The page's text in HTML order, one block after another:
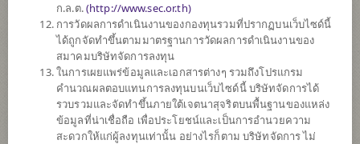
ข้อมูลการสั่งซื้อขาย
ดาวน์โหลดเอกสาร
ปฏิทินวันหยุด
นโยบาย
ก.ล.ต.(http://www.sec.or.th)
การวัดผลการดำเนินงานของกองทุนรวมที่ปรากฏบนเว็บไซด์นี้
ได้ถูกจัดทำขึ้นตามมาตรฐานการวัดผลการดำเนินงานของ
สมาคมบริษัทจัดการลงทุน
ในการเผยแพร่ข้อมูลและเอกสารต่างๆ รวมถึงโปรแกรม
คำนวณผลตอบแทนการลงทุนบนเว็บไซด์นี้ บริษัทจัดการได้
รวบรวมและจัดทำขึ้นภายใต้เจตนาสุจริตบนพื้นฐานของแหล่ง
ข้อมูลที่น่าเชื่อถือ เพื่อประโยชน์และเป็นการอำนวยความ
สะดวกให้แก่ผู้ลงทุนเท่านั้น อย่างไรก็ตาม บริษัทจัดการ ไม่